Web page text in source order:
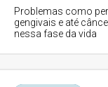
Problemas como
gengivais e até
nessa fase da vida